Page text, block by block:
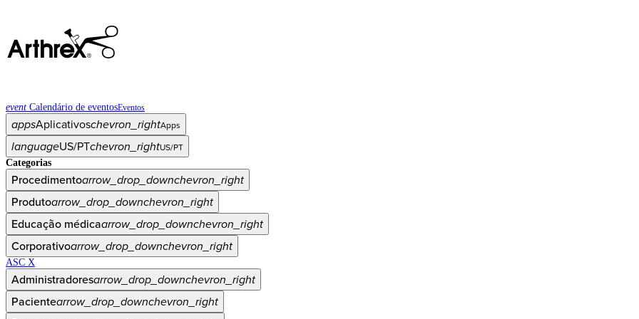
event Calendário de eventosEventos
appsAplicativoschevron_rightApps
languageUS/PTchevron_rightUS/PT
Categorias
Procedimentoarrow_drop_downchevron_right
Produtoarrow_drop_downchevron_right
Educação médicaarrow_drop_downchevron_right
Corporativoarrow_drop_downchevron_right
ASC X
Administradoresarrow_drop_downchevron_right
Pacientearrow_drop_downchevron_right